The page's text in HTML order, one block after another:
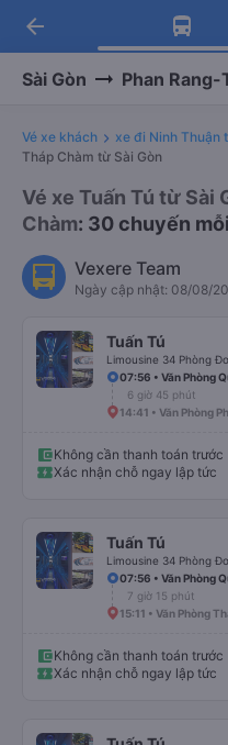
Tải app
Nhận ưu đãi
Tải app
-30k/ghế khi
arrow_back
Sài Gòn Phan Rang-
Vé xe khách xe đi Ninh Thuận
Tháp Chàm từ Sài Gòn
Vé xe Tuấn Tú từ Sài
Chàm: 30 chuyến
Vexere Team
Ngày cập nhật: 08/08/
Tuấn Tú
Limousine 34 Phòng
07:56 • Văn Phòng
6 giờ 45 phút
14:41 • Văn Phòng
Không cần thanh toán trước
Xác nhận chỗ ngay lập tức
Tuấn Tú
Limousine 34 Phòng
07:56 • Văn Phòng
7 giờ 15 phút
15:11 • Văn Phòng
Không cần thanh toán trước
Xác nhận chỗ ngay lập tức